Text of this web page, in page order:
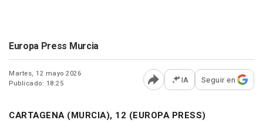
Europa Press Murcia
Martes, 12 mayo 2026
Publicado: 18:25
Abrir opciones para
IA Seguir en
CARTAGENA (MURCIA), 12 (EUROPA PRESS)